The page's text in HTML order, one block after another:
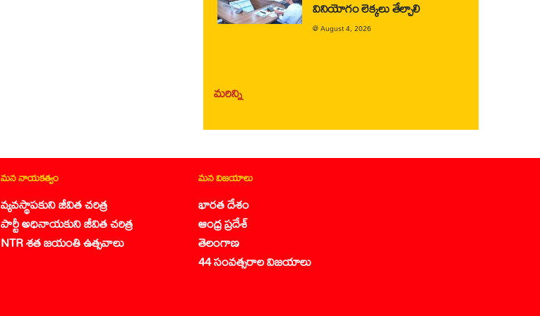
వినియోగం లెక్కలు తేల్చాలి
@August 4, 2026
మరిన్ని
మన నాయకత్వం
వ్యవస్థాపకుని జీవిత చరిత్ర
పార్టీ అధినాయకుని జీవిత చరిత్ర
NTR శత జయంతి ఉత్సవాలు
మన విజయాలు
భారత దేశం
ఆంధ్ర ప్రదేశ్
తెలంగాణ
44 సంవత్సరాల విజయాలు